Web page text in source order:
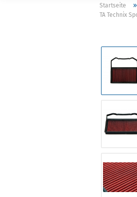
Startseite »
TA Technix